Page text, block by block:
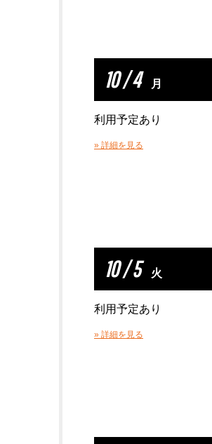
10 / 4 月
利用予定あり
» 詳細を見る
10 / 5 火
利用予定あり
» 詳細を見る